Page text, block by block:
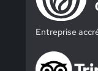
Entreprise